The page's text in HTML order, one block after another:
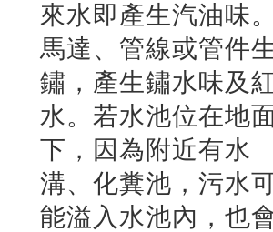
來水即產生汽油味。
馬達、管線或管件生
鏽，產生鏽水味及
水。若水池位在地
下，因為附近有水
溝、化糞池，污水
能溢入水池內，也